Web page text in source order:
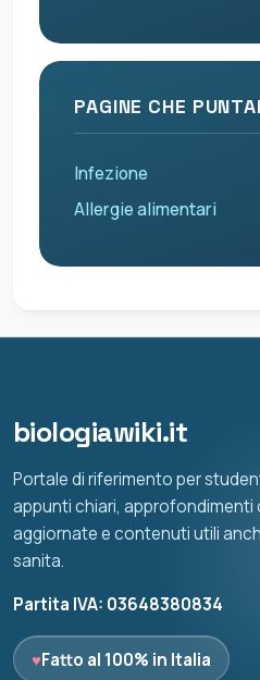
PAGINE CHE
Infezione
Allergie alimentari
biologiawiki.it
Portale di riferimento per
appunti chiari, approfondimenti
aggiornate e contenuti utili
sanita.
Partita IVA: 03648380834
♥Fatto al 100% in Italia